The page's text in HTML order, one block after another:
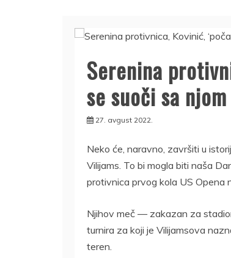
Serenina
se suoči sa
27. avgust 2022.
Neko će, naravno, završiti u
Vilijams. To bi mogla biti naša
protivnica prvog kola US Opena
Njihov meč — zakazan za
turnira za koji je Vilijamsova
teren.